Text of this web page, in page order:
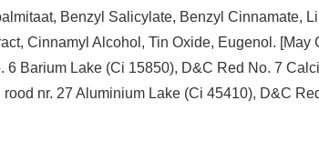
Benzyl Salicylate, Benzyl Cinnamate,
Cinnamyl Alcohol, Tin Oxide, Eugenol.
6 Barium Lake (Ci 15850), D&C Red No. 7
rood nr. 27 Aluminium Lake (Ci 45410), D&C